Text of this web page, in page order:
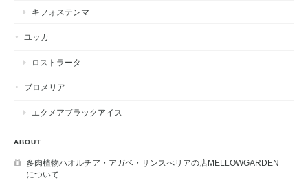
キフォステンマ
ユッカ
ロストラータ
ブロメリア
エクメアブラックアイス
ABOUT
多肉植物ハオルチア・アガベ・サンスべリアの店MELLOWGARDEN
について